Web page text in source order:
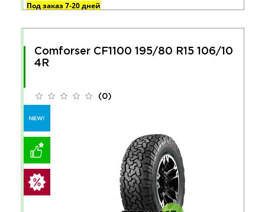
Под заказ 7-20 дней
Comforser CF1100 195/80 R15 106/10
4R
(0)